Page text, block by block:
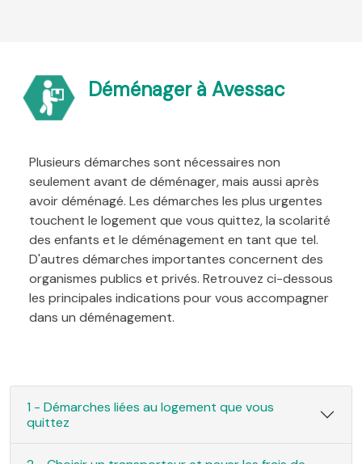
Déménager à Avessac
Plusieurs démarches sont nécessaires non
seulement avant de déménager, mais aussi après
avoir déménagé. Les démarches les plus urgentes
touchent le logement que vous quittez, la scolarité
des enfants et le déménagement en tant que tel.
D'autres démarches importantes concernent des
organismes publics et privés. Retrouvez ci-dessous
les principales indications pour vous accompagner
dans un déménagement.
1 - Démarches liées au logement que vous
quittez